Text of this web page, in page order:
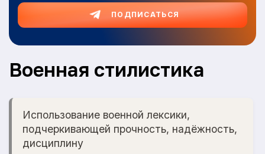
ПОДПИСАТЬСЯ
Военная стилистика
Использование военной лексики,
подчеркивающей прочность, надёжность,
дисциплину